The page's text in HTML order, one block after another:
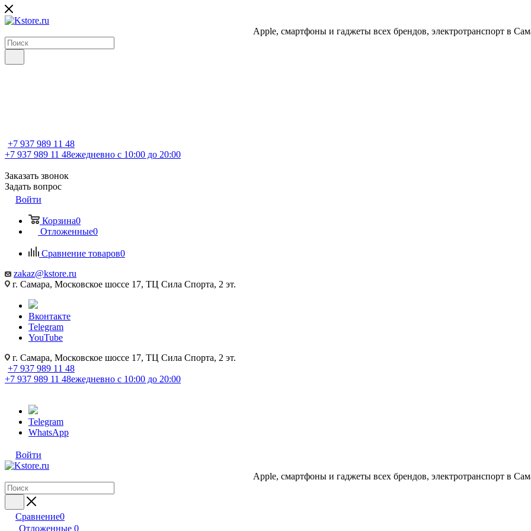
Apple, cмартфоны и гаджеты всех брендов, электротранспорт в
+7 937 989 11 48
+7 937 989 11 48ежедневно с 10:00 до 20:00
Заказать звонок
Задать вопрос
Войти
Корзина0
Отложенные0
Сравнение товаров0
zakaz@kstore.ru
г. Самара, Московское шоссе 17, ТЦ Сила Спорта, 2 эт.
Вконтакте
Telegram
YouTube
г. Самара, Московское шоссе 17, ТЦ Сила Спорта, 2 эт.
+7 937 989 11 48
+7 937 989 11 48ежедневно с 10:00 до 20:00
Telegram
WhatsApp
Войти
Apple, cмартфоны и гаджеты всех брендов, электротранспорт в
Сравнение0
Отложенные 0